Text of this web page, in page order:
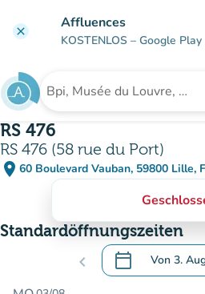
clear Affluences
KOSTENLOS – Google Play
Suche nach einer Einrichtung
RS 476
RS 476 (58 rue du Port)
place 60 Boulevard Vauban, 59800 Lille,
(in Google Maps
(new tab)
Standardöffnungszeiten
chevron_left calendar_today Von 3.
.Öffnen Sie